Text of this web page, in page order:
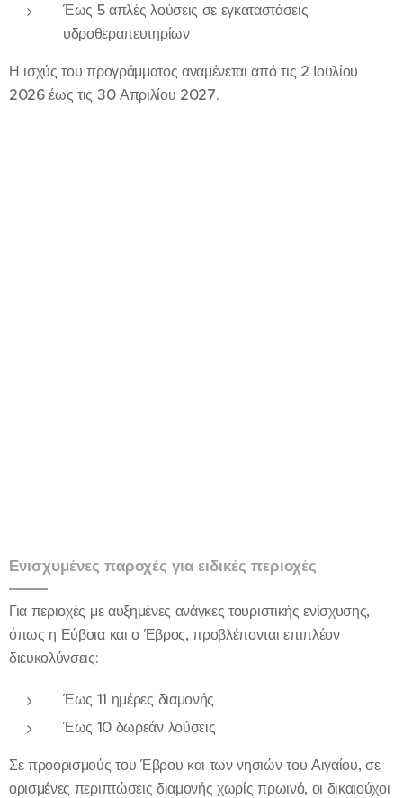
Έως 5 απλές λούσεις σε εγκαταστάσεις
υδροθεραπευτηρίων
Η ισχύς του προγράμματος αναμένεται από τις 2 Ιουλίου
2026 έως τις 30 Απριλίου 2027.
Ενισχυμένες παροχές για ειδικές περιοχές
Για περιοχές με αυξημένες ανάγκες τουριστικής ενίσχυσης,
όπως η Εύβοια και ο Έβρος, προβλέπονται επιπλέον
διευκολύνσεις:
Έως 11 ημέρες διαμονής
Έως 10 δωρεάν λούσεις
Σε προορισμούς του Έβρου και των νησιών του Αιγαίου, σε
ορισμένες περιπτώσεις διαμονής χωρίς πρωινό, οι δικαιούχοι